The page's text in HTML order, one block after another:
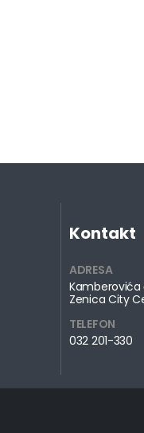
Kontakt
ADRESA
Kamberovića
Zenica City
TELEFON
032 201-330